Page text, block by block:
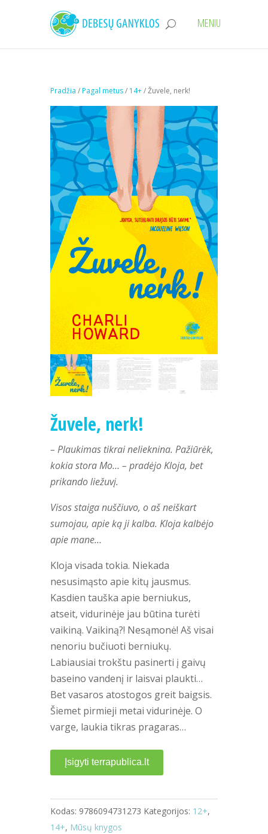
Pradžia /Pagal metus/ 14+/ Žuvele, nerk!
Žuvele, nerk!
– Plaukimas tikrai nelieknina. Pažiūrėk,
kokia stora Mo… – pradėjo Kloja, bet
prikando liežuvį.
Visos staiga nuščiuvo, o aš neiškart
sumojau, apie ką ji kalba. Kloja kalbėjo
apie mane…
Kloja visada tokia. Niekada
nesusimąsto apie kitų jausmus.
Kasdien tauška apie berniukus,
atseit, vidurinėje jau būtina turėti
vaikiną. Vaikiną?! Nesąmonė! Aš visai
nenoriu bučiuoti berniukų.
Labiausiai trokštu pasinerti į gaivų
baseino vandenį ir laisvai plaukti…
Bet vasaros atostogos greit baigsis.
Šiemet pirmieji metai vidurinėje. O
varge, laukia tikras pragaras…
Įsigyti terrapublica.lt
Kodas: 9786094731273 Kategorijos: 12+,
14+, Mūsų knygos